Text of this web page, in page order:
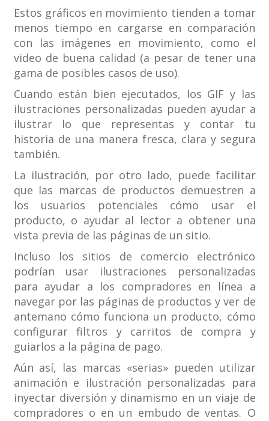
Estos gráficos en movimiento tienden a tomar
menos tiempo en cargarse en comparación
con las imágenes en movimiento, como el
video de buena calidad (a pesar de tener una
gama de posibles casos de uso).
Cuando están bien ejecutados, los GIF y las
ilustraciones personalizadas pueden ayudar a
ilustrar lo que representas y contar tu
historia de una manera fresca, clara y segura
también.
La ilustración, por otro lado, puede facilitar
que las marcas de productos demuestren a
los usuarios potenciales cómo usar el
producto, o ayudar al lector a obtener una
vista previa de las páginas de un sitio.
Incluso los sitios de comercio electrónico
podrían usar ilustraciones personalizadas
para ayudar a los compradores en línea a
navegar por las páginas de productos y ver de
antemano cómo funciona un producto, cómo
configurar filtros y carritos de compra y
guiarlos a la página de pago.
Aún así, las marcas «serias» pueden utilizar
animación e ilustración personalizadas para
inyectar diversión y dinamismo en un viaje de
compradores o en un embudo de ventas. O